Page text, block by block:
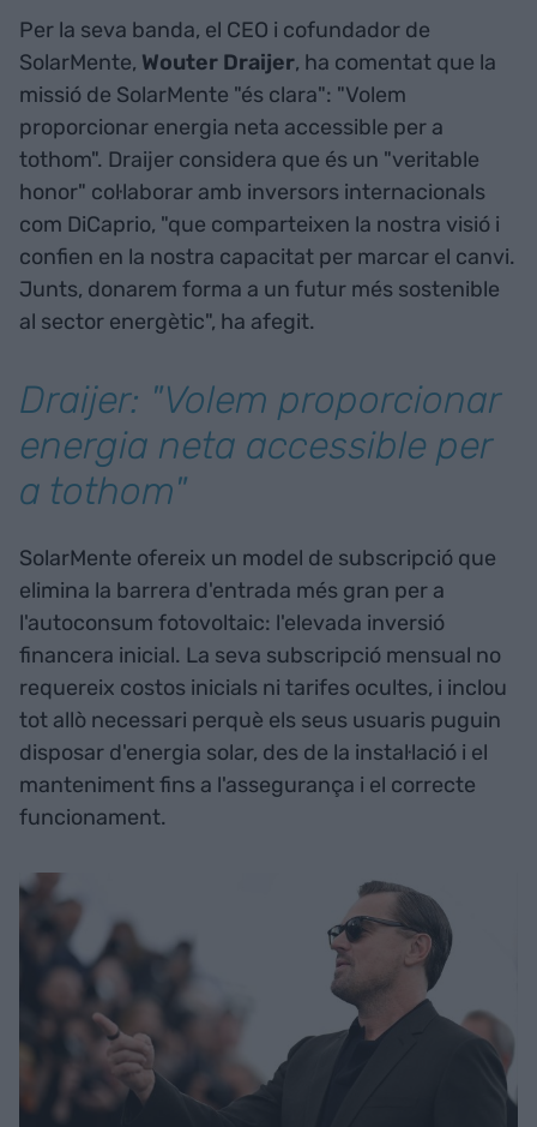
Per la seva banda, el CEO i cofundador de
SolarMente, Wouter Draijer, ha comentat que la
missió de SolarMente "és clara": "Volem
proporcionar energia neta accessible per a
tothom". Draijer considera que és un "veritable
honor" col·laborar amb inversors internacionals
com DiCaprio, "que comparteixen la nostra visió i
confien en la nostra capacitat per marcar el canvi.
Junts, donarem forma a un futur més sostenible
al sector energètic", ha afegit.
Draijer: "Volem proporcionar
energia neta accessible per
a tothom"
SolarMente ofereix un model de subscripció que
elimina la barrera d'entrada més gran per a
l'autoconsum fotovoltaic: l'elevada inversió
financera inicial. La seva subscripció mensual no
requereix costos inicials ni tarifes ocultes, i inclou
tot allò necessari perquè els seus usuaris puguin
disposar d'energia solar, des de la instal·lació i el
manteniment fins a l'assegurança i el correcte
funcionament.